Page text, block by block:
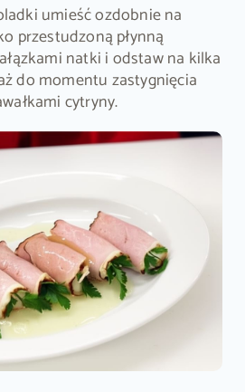
umieść ozdobnie na
przestudzoną płynną
natki i odstaw na kilka
do momentu zastygnięcia
cytryny.